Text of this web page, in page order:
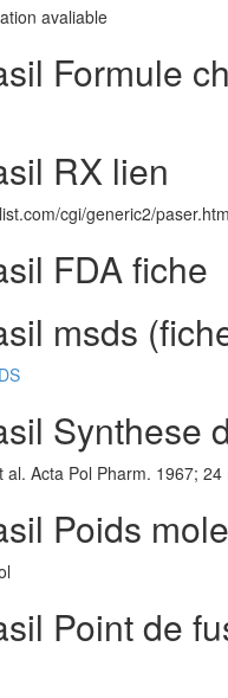
avaliable
Formule
RX lien
cgi/generic2/paser.htm
FDA fiche
msds
Synthese
al. Acta Pol Pharm. 1967;
Poids
Point de